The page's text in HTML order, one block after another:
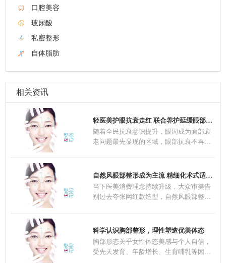
口腔美容
玻尿酸
私密整形
自体脂肪
相关资讯
轻医美护眼抗衰走红 联合养护延缓眼部肌肤老
随着全民抗衰意识提升，眼周成为面部衰
老问题最先显现的区域，眼部抗衰不再是
自然风眼部整形成为主流 精细化术式适配不同
当下医美消费理念持续升级，大众审美告
别过去夸张网红款造型，自然风眼部整形
科学认识胸部整形，理性塑造优美体态
胸部形态关乎女性体态美感与个人自信，
受先天发育、年龄增长、生育哺乳等因素